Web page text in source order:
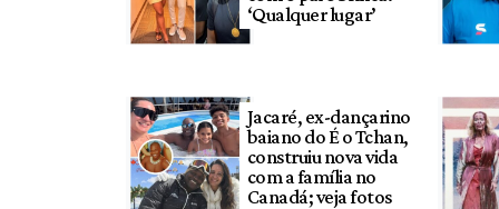
‘Qualquer lugar’
Jacaré, ex-dançarino
baiano do É o Tchan,
construiu nova vida
com a família no
Canadá; veja fotos